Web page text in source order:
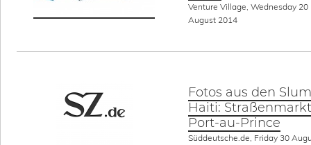
Venture Village, Wednesday 20
August 2014
Fotos aus den
Haiti:
Port-au-Prince
Süddeutsche.de, Friday 30